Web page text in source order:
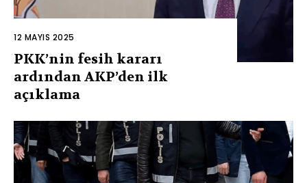
12 MAYIS 2025
PKK’nin fesih kararı
ardından AKP’den ilk
açıklama